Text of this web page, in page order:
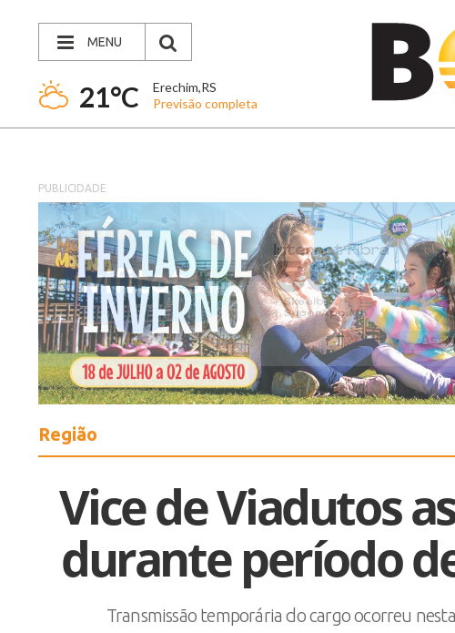
MENU
21°C
Erechim,RS
Previsão completa
PUBLICIDADE
Região
Vice de Viadutos
durante período
Transmissão temporária do cargo ocorreu